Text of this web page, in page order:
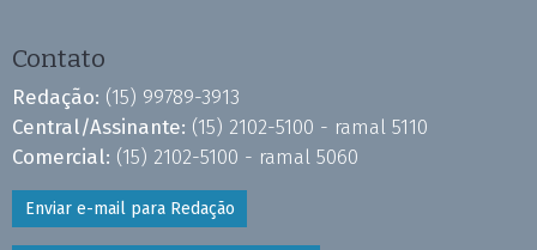
Contato
Redação: (15) 99789-3913
Central/Assinante: (15) 2102-5100 - ramal 5110
Comercial: (15) 2102-5100 - ramal 5060
Enviar e-mail para Redação